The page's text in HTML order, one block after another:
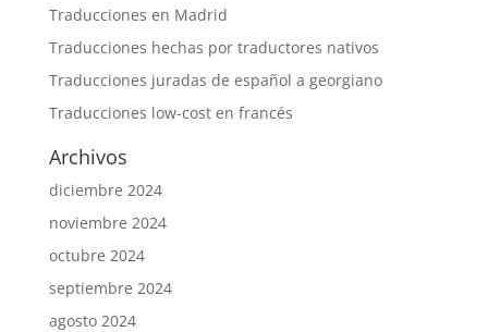
Traducciones en Madrid
Traducciones hechas por traductores nativos
Traducciones juradas de español a georgiano
Traducciones low-cost en francés
Archivos
diciembre 2024
noviembre 2024
octubre 2024
septiembre 2024
agosto 2024